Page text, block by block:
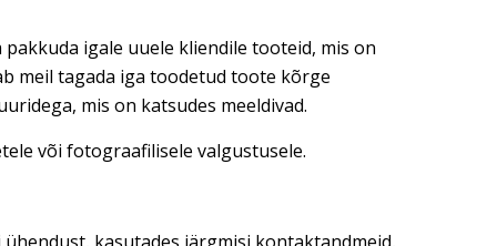
igale uuele kliendile tooteid, mis on
meil tagada iga toodetud toote kõrge
mis on katsudes meeldivad.
või fotograafilisele valgustusele.